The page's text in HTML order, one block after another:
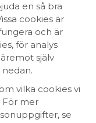
en så bra
cookies är
och är
för analys
själv
vilka cookies vi
För mer
se